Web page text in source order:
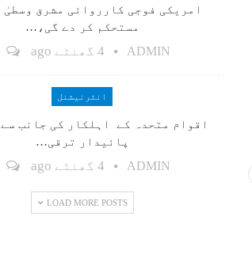
امریکی فوجی کارروائی مشرق وسطیٰ
مستحکم کر دے گی،…
ADMIN 4 گھنٹے ago
انٹرنیشنل
اقوام متحدہ کے اہلکار کی جانب
پائیدار ترقی…
ADMIN 4 گھنٹے ago
LOAD MORE POSTS